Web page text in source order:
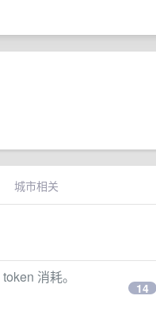
城市相关
消耗。
14